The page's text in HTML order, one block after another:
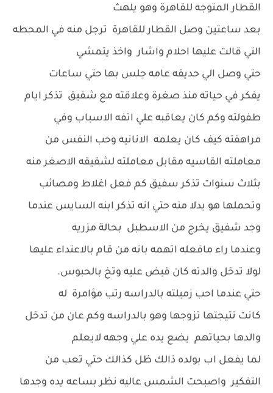
القطار المتوجه للقاهرة وهو يلهث
بعد ساعتين وصل القطار للقاهرة ترجل منه في المحطه
التي قالت عليها احلام واشار واخذ يتمشي
حتي وصل الي حديقه عامه جلس بها حتي ساعات
يفكر في حياته منذ صغرة وعلاقته مع شفيق تذكر ايام
طفولته وكم كان يعاقبه علي اتفه الاسباب وفي
مراهقته كيف كان يعلمه الانانيه وحب النفس من
معاملته القاسيه مقابل معاملته لشقيقه الاصغر منه
بثلاث سنوات تذكر سفيق كم فعل اغلاط ومصائب
وتحملها هو بدلا منه حتي انه تذكر ابنه السايس عندما
وجد شفيق يخرج من الاسطبل بحالة مزريه
وعندما راء مافعله اتهمه بانه من قام بالاعتداء عليها
لولا تدخل والدته كان قبض عليه وتخ بالحبوس.
حتي عندما احب زميلته بالدراسه رتب مؤامرة له
كانت نتيجتها تزوجها وهو بالدراسه وكم عان من تدخل
والدها بحياتهم يضع يده علي وجهه لايعلم
لما يفعل اب بولده ذالك ظل كذالك حتي تعب من
التفكير واصبحت الشمس عاليه نظر بساعه يده وجدها